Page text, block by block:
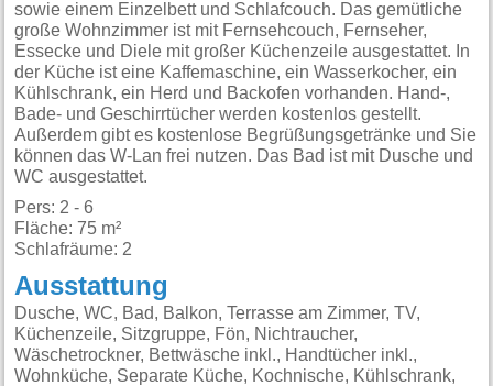
sowie einem Einzelbett und Schlafcouch. Das gemütliche
große Wohnzimmer ist mit Fernsehcouch, Fernseher,
Essecke und Diele mit großer Küchenzeile ausgestattet. In
der Küche ist eine Kaffemaschine, ein Wasserkocher, ein
Kühlschrank, ein Herd und Backofen vorhanden. Hand-,
Bade- und Geschirrtücher werden kostenlos gestellt.
Außerdem gibt es kostenlose Begrüßungsgetränke und Sie
können das W-Lan frei nutzen. Das Bad ist mit Dusche und
WC ausgestattet.
Pers: 2 - 6
Fläche: 75 m²
Schlafräume: 2
Ausstattung
Dusche, WC, Bad, Balkon, Terrasse am Zimmer, TV,
Küchenzeile, Sitzgruppe, Fön, Nichtraucher,
Wäschetrockner, Bettwäsche inkl., Handtücher inkl.,
Wohnküche, Separate Küche, Kochnische, Kühlschrank,